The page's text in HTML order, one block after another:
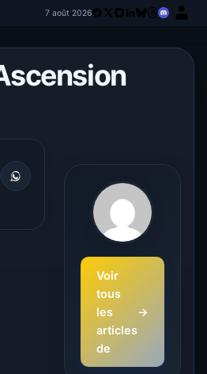
7 août 2026
Voir
tous
les
articles
de
→